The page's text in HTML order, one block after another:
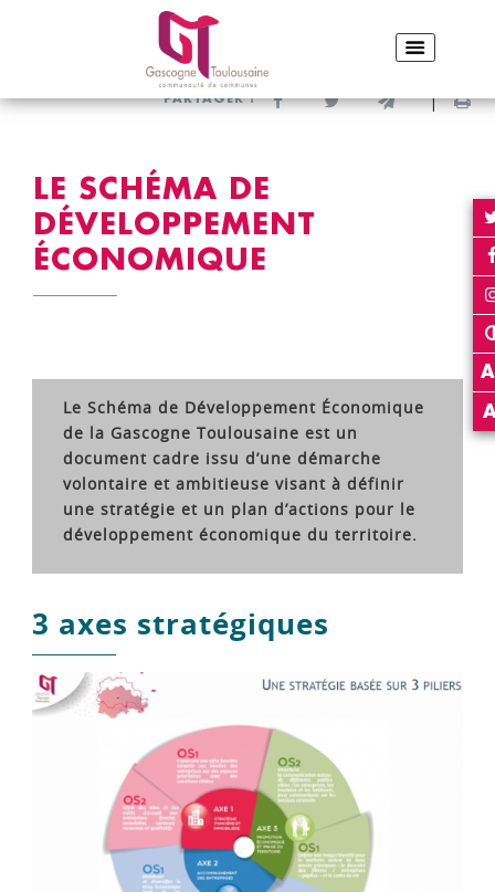
ENTREPRENDRE & S’IMPLANTER
LE SCHÉMA DE DÉVELOPPEMENT ÉCONOMIQUE
PARTAGER : Partager sur Facebook
Partager sur Twitter
Envoyer par e-
LE SCHÉMA DE
DÉVELOPPEMENT
ÉCONOMIQUE
Le Schéma de Développement Économique
de la Gascogne Toulousaine est un
document cadre issu d’une démarche
volontaire et ambitieuse visant à définir
une stratégie et un plan d’actions pour le
développement économique du territoire.
3 axes stratégiques
A